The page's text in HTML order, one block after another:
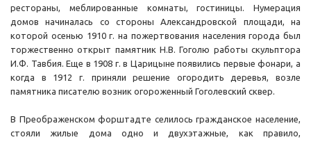
рестораны, меблированные комнаты, гостиницы. Нумерация
домов начиналась со стороны Александровской площади, на
которой осенью 1910 г. на пожертвования населения города был
торжественно открыт памятник Н.В. Гоголю работы скульптора
И.Ф. Тавбия. Еще в 1908 г. в Царицыне появились первые фонари, а
когда в 1912 г. приняли решение огородить деревья, возле
памятника писателю возник огороженный Гоголевский сквер.
В Преображенском форштадте селилось гражданское население,
стояли жилые дома одно и двухэтажные, как правило,